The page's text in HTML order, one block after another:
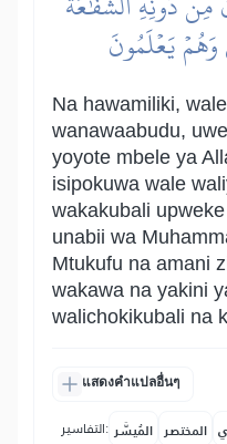
يَعۡلَمُونَ
Na hawamiliki,
wanawaabudu,
yoyote mbele ya
isipokuwa wale
wakakubali
unabii wa
Mtukufu na amani
wakawa na yakini
walichokikubali na
แสดงคำแปลอื่นๆ
التفاسير: المُيسَّر المختصر